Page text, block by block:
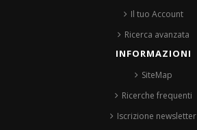
Il tuo Account
Ricerca avanzata
INFORMAZIONI
SiteMap
Ricerche frequenti
Iscrizione newsletter